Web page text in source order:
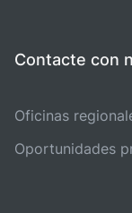
Contacte con
Oficinas
Oportunidades